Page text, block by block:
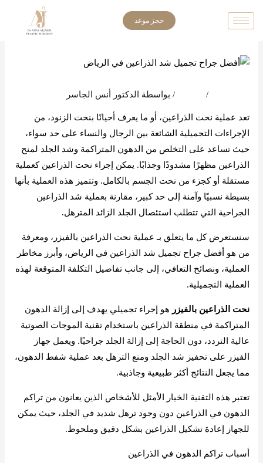
حجز موعد
/ / بواسطة الدكتور أنس الجاسر
تعد عملية نحت الذراعين، أو ما يعرف أحيانًا بنحت الزنود، من
الإجراءات التجميلية الشائعة بين الرجال والنساء على حد سواء،
حيث تساعد على التخلص من الدهون المتراكمة وشد الجلد لمنح
الذراعين مظهرًا مشدودًا وجذابًا. يمكن إجراء نحت الذراعين كعملية
مستقلة أو كجزء من نحت الجسم بالكامل. وتتميز هذه العملية بأنها
بسيطة نسبيًا وآمنة إلى حد كبير، مقارنة بعملية شد الذراعين
الجراحية التي تتطلب استئصال الجلد الزائد المترهل.
سنستعرض كل ما يتعلق بـ عملية نحت الذراعين بالفيزر، ومعرفة
من هو أفضل جراح تجميل شد الذراعين في الرياض، وأبرز مخاطر
العملية، ونصائح التعافي، إلى جانب تفاصيل التكلفة المتوقعة لهذه
العملية التجميلية.
نحت الذراعين بالفيزر هو إجراء تجميلي يهدف إلى إزالة الدهون
المتراكمة في منطقة الذراعين باستخدام تقنية الموجات الصوتية
عالية التردد، دون الحاجة إلى إزالة الجلد جراحيًا. ويعمل جهاز
الفيزر على تحفيز شد الجلد ومنع الترهل بعد عملية شفط الدهون،
مما يجعل النتائج أكثر طبيعية وجاذبية.
تعتبر هذه التقنية الخيار الأمثل للأشخاص الذين يعانون من تراكم
الدهون في الذراعين دون وجود ترهل شديد في الجلد، حيث يمكن
للجهاز إعادة تشكيل الذراعين بشكل دقيق وملحوظ.
أسباب تراكم الدهون في الذراعين